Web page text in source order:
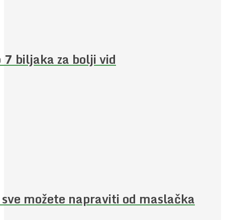
7 biljaka za bolji vid
možete napraviti od maslačka